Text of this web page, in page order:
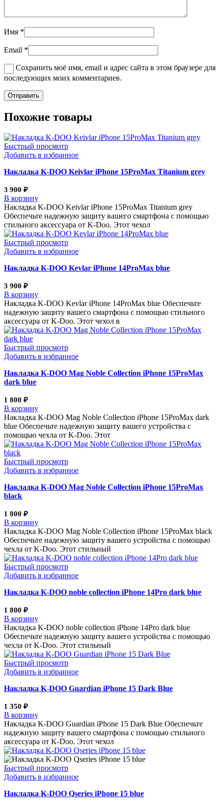
Имя *
Email *
Сохранить моё имя, email и адрес сайта в этом браузере для
последующих моих комментариев.
Похожие товары
Быстрый просмотр
Добавить в избранное
Накладка K-DOO Keivlar iPhone 15ProMax Titanium grey
3 900 ₽
В корзину
Накладка K-DOO Keivlar iPhone 15ProMax Titanium grey
Обеспечьте надежную защиту вашего смартфона с помощью
стильного аксессуара от K-Doo. Этот чехол
Быстрый просмотр
Добавить в избранное
Накладка K-DOO Kevlar iPhone 14ProMax blue
3 900 ₽
В корзину
Накладка K-DOO Kevlar iPhone 14ProMax blue Обеспечьте
надежную защиту вашего смартфона с помощью стильного
аксессуара от K-Doo. Этот чехол в
Быстрый просмотр
Добавить в избранное
Накладка K-DOO Mag Noble Collection iPhone 15ProMax
dark blue
1 800 ₽
В корзину
Накладка K-DOO Mag Noble Collection iPhone 15ProMax dark
blue Обеспечьте надежную защиту вашего устройства с
помощью чехла от K-Doo. Этот
Быстрый просмотр
Добавить в избранное
Накладка K-DOO Mag Noble Collection iPhone 15ProMax
black
1 800 ₽
В корзину
Накладка K-DOO Mag Noble Collection iPhone 15ProMax black
Обеспечьте надежную защиту вашего устройства с помощью
чехла от K-Doo. Этот стильный
Быстрый просмотр
Добавить в избранное
Накладка K-DOO noble collection iPhone 14Pro dark blue
1 800 ₽
В корзину
Накладка K-DOO noble collection iPhone 14Pro dark blue
Обеспечьте надежную защиту вашего устройства с помощью
чехла от K-Doo. Этот стильный
Быстрый просмотр
Добавить в избранное
Накладка K-DOO Guardian iPhone 15 Dark Blue
1 350 ₽
В корзину
Накладка K-DOO Guardian iPhone 15 Dark Blue Обеспечьте
надежную защиту вашего смартфона с помощью стильного
аксессуара от K-Doo. Этот чехол
Быстрый просмотр
Добавить в избранное
Накладка K-DOO Qseries iPhone 15 blue